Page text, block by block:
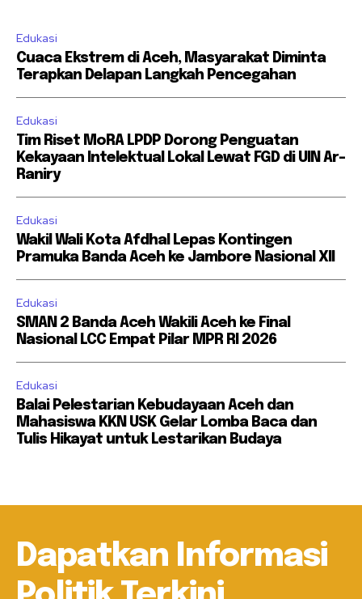
Edukasi
Cuaca Ekstrem di Aceh, Masyarakat Diminta
Terapkan Delapan Langkah Pencegahan
Edukasi
Tim Riset MoRA LPDP Dorong Penguatan
Kekayaan Intelektual Lokal Lewat FGD di UIN Ar-
Raniry
Edukasi
Wakil Wali Kota Afdhal Lepas Kontingen
Pramuka Banda Aceh ke Jambore Nasional XII
Edukasi
SMAN 2 Banda Aceh Wakili Aceh ke Final
Nasional LCC Empat Pilar MPR RI 2026
Edukasi
Balai Pelestarian Kebudayaan Aceh dan
Mahasiswa KKN USK Gelar Lomba Baca dan
Tulis Hikayat untuk Lestarikan Budaya
Dapatkan Informasi